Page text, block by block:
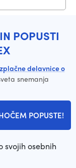
POPUSTI
delavnice o
snemanja
POPUSTE!
svojih osebnih